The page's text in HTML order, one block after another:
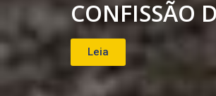
CONFISSÃO
Leia